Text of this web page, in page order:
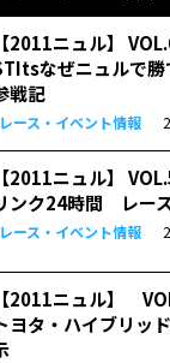
【2011ニュル】
なぜニュルで
戦記
レース・イベント情報
【2011ニュル】
ンク24時間 レー
レース・イベント情報
【2011ニュル】
ヨタ・ハイブリッ